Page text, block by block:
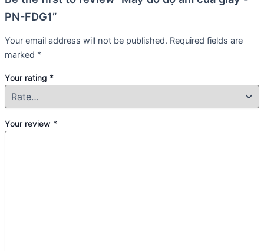
PN-FDG1”
Your email address will not be published. Required fields are
marked *
Your rating *
Your review *